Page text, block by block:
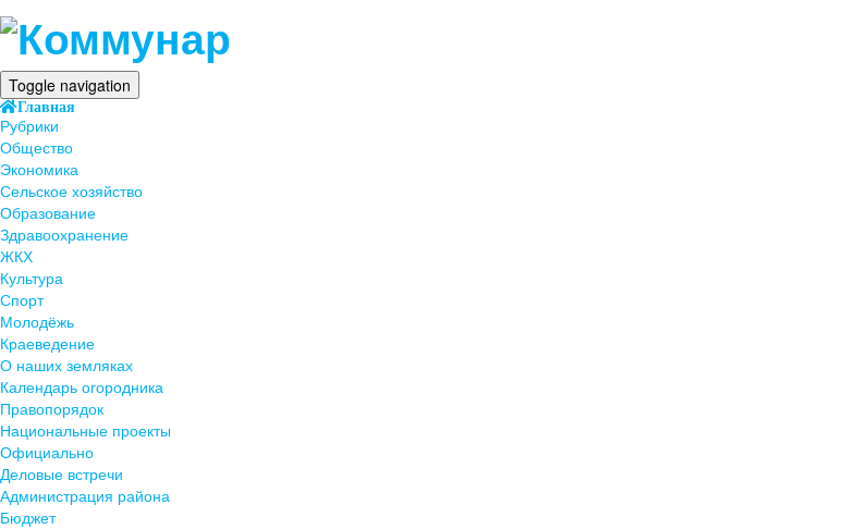
Toggle navigation
Главная
Рубрики
Общество
Экономика
Сельское хозяйство
Образование
Здравоохранение
ЖКХ
Культура
Спорт
Молодёжь
Краеведение
О наших земляках
Календарь огородника
Правопорядок
Национальные проекты
Официально
Деловые встречи
Администрация района
Бюджет